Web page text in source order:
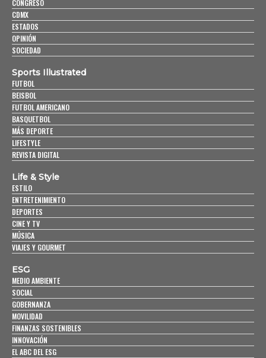
CONGRESO
CDMX
ESTADOS
OPINIÓN
SOCIEDAD
Sports Illustrated
FUTBOL
BEISBOL
FUTBOL AMERICANO
BASQUETBOL
MÁS DEPORTE
LIFESTYLE
REVISTA DIGITAL
Life & Style
ESTILO
ENTRETENIMIENTO
DEPORTES
CINE Y TV
MÚSICA
VIAJES Y GOURMET
ESG
MEDIO AMBIENTE
SOCIAL
GOBERNANZA
MOVILIDAD
FINANZAS SOSTENIBLES
INNOVACIÓN
EL ABC DEL ESG